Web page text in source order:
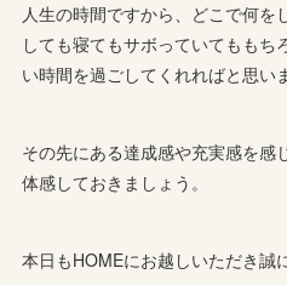
人生の時間ですから、どこで何を
しても寝てもサボっていてももち
い時間を過ごしてくれればと思い
その先にある達成感や充実感を感
体感しておきましょう。
本日もHOMEにお越しいただき誠